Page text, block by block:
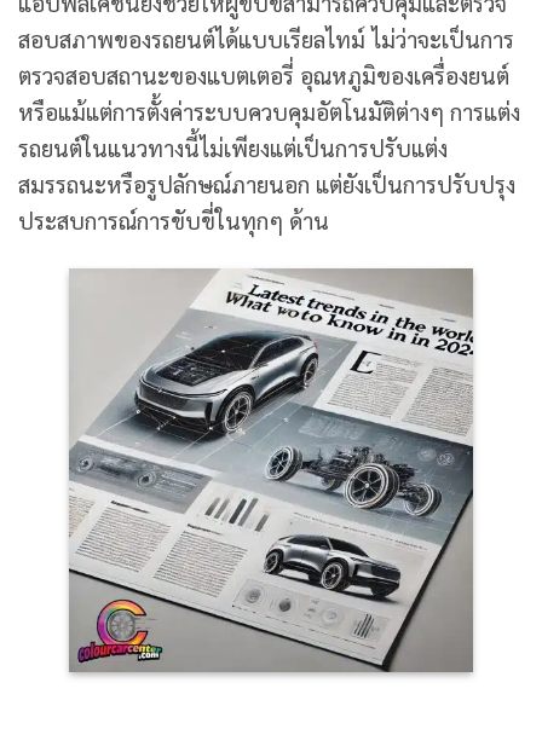
สอบสภาพของรถยนต์ได้แบบเรียลไทม์ ไม่ว่าจะเป็นการ
ตรวจสอบสถานะของแบตเตอรี่ อุณหภูมิของเครื่องยนต์
หรือแม้แต่การตั้งค่าระบบควบคุมอัตโนมัติต่างๆ การแต่ง
รถยนต์ในแนวทางนี้ไม่เพียงแต่เป็นการปรับแต่ง
สมรรถนะหรือรูปลักษณ์ภายนอก แต่ยังเป็นการปรับปรุง
ประสบการณ์การขับขี่ในทุกๆ ด้าน